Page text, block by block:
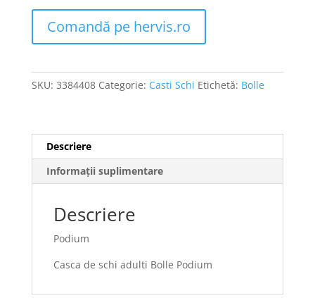
Comandă pe hervis.ro
SKU: 3384408 Categorie: Casti Schi Etichetă: Bolle
Descriere
Informații suplimentare
Descriere
Podium
Casca de schi adulti Bolle Podium